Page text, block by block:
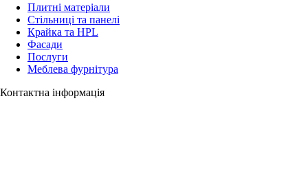
Плитні матеріали
Стільниці та панелі
Крайка та HPL
Фасади
Послуги
Меблева фурнітура
Контактна інформація